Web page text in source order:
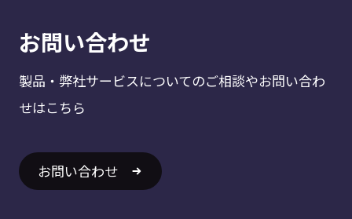
お問い合わせ
製品・弊社サービスについてのご相談やお問い合わ
せはこちら
お問い合わせ